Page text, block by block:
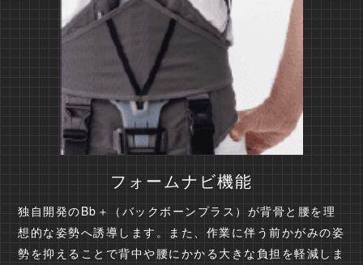
フォームナビ機能
独自開発のBb＋（バックボーンプラス）が背骨と腰を理
想的な姿勢へ誘導します。また、作業に伴う前かがみの姿
勢を抑えることで背中や腰にかかる大きな負担を軽減しま